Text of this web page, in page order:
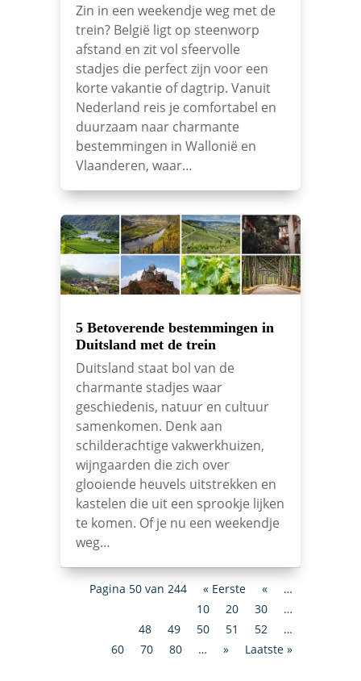
Zin in een weekendje weg met de
trein? België ligt op steenworp
afstand en zit vol sfeervolle
stadjes die perfect zijn voor een
korte vakantie of dagtrip. Vanuit
Nederland reis je comfortabel en
duurzaam naar charmante
bestemmingen in Wallonië en
Vlaanderen, waar…
5 Betoverende bestemmingen in
Duitsland met de trein
Duitsland staat bol van de
charmante stadjes waar
geschiedenis, natuur en cultuur
samenkomen. Denk aan
schilderachtige vakwerkhuizen,
wijngaarden die zich over
glooiende heuvels uitstrekken en
kastelen die uit een sprookje lijken
te komen. Of je nu een weekendje
weg…
Pagina 50 van 244 « Eerste «
…
10
20 30
…
48
49 50 51 52
…
60
70 80 … » Laatste »